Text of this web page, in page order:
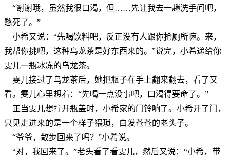
“谢谢哦，虽然我很口渴，但……先让我去一趟洗手间吧，
憋死了。”
小希又说：“先喝饮料吧，反正没有人跟你抢厕所嘛。来，
我帮你挑吧，这种乌龙茶是好东西来的。”说完，小希递给你
雯儿一瓶冰冻的乌龙茶。
雯儿接过了乌龙茶后，她把瓶子在手上翻来翻去，看了又
看。雯儿心里想着：“先喝一点没事吧，口渴得要命了。”
正当雯儿想拧开瓶盖时，小希家的门铃响了。小希开了门，
只见走进来的是一个样子猥琐，白发苍苍的老头子。
“爷爷，散步回来了吗？”小希说。
“对，我回来了。”老头看了看雯儿，然后又说：“小希，带